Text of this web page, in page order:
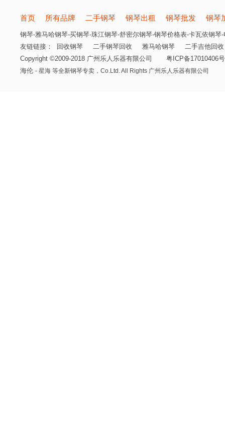
首页 所有品牌 二手钢琴 钢琴出租 钢琴批发 钢琴
钢琴-雅马哈钢琴-买钢琴-珠江钢琴-舒密尔钢琴-钢琴价格表-卡瓦依钢琴
友链链接：
回收钢琴 二手钢琴回收 雅马哈钢琴
二手吉他回收
Copyright ©2009-2018 广州乐人乐器有限公司
粤ICP备17010406
海伦 - 星海 等全新钢琴专卖， Co.Ltd. All Rights 广州乐人乐器有限公司